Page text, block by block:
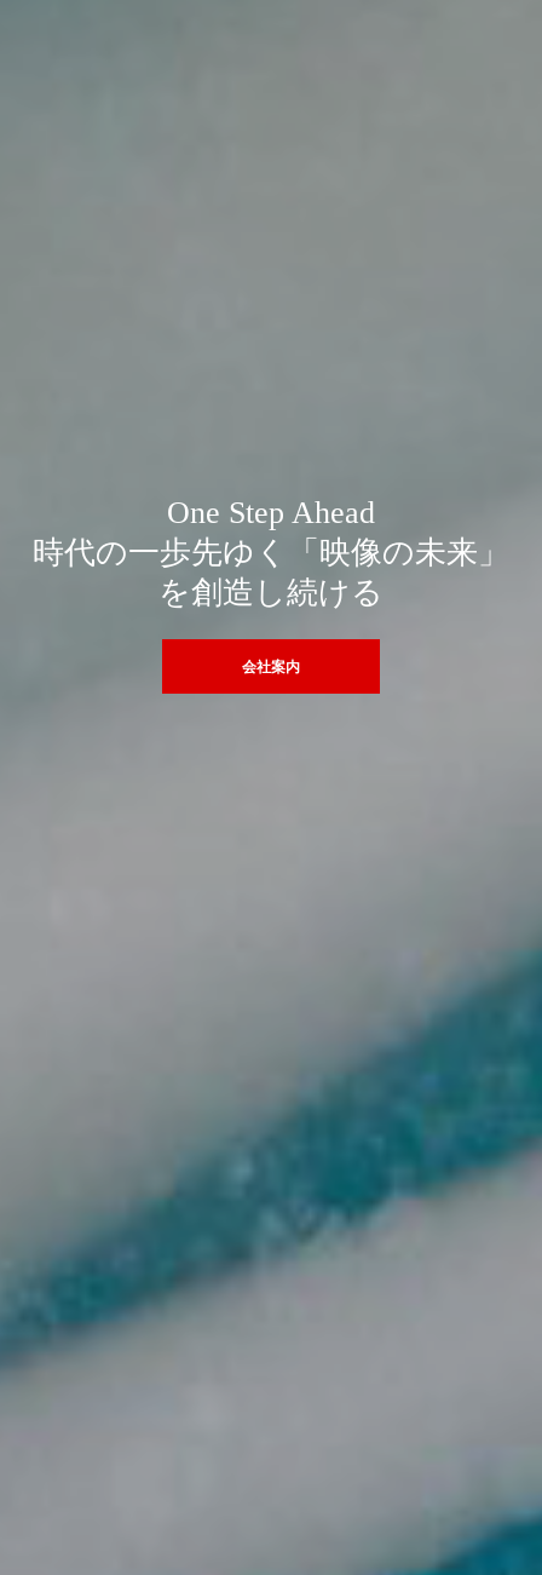
One Step Ahead
時代の一歩先ゆく「映像の未来」
を創造し続ける
会社案内